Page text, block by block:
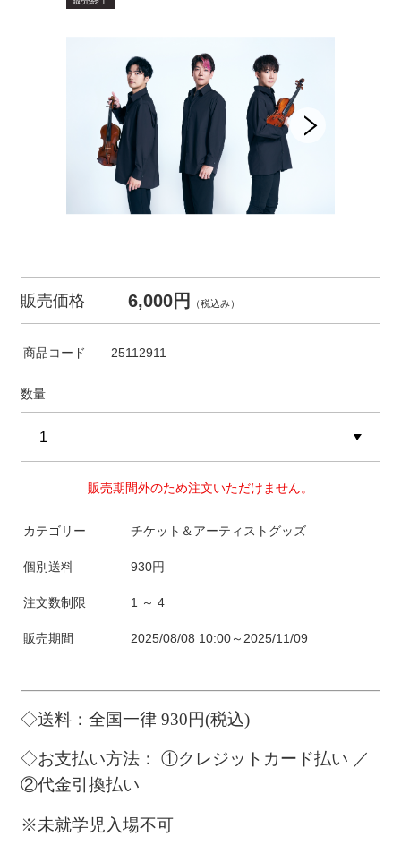
販売価格 6,000円 （税込み）
商品コード 25112911
数量
販売期間外のため注文いただけません。
カテゴリー チケット＆アーティストグッズ
個別送料 930円
注文数制限 1 ～ 4
販売期間 2025/08/08 10:00～2025/11/09
◇送料：全国一律930円(税込)
◇お支払い方法： ①クレジットカード払い ／
②代金引換払い
※未就学児入場不可